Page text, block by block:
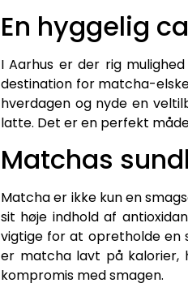
En hyggelig
I Aarhus er der rig
destination for matcha-
hverdagen og nyde en
latte. Det er en perfekt
Matchas
Matcha er ikke kun en
sit høje indhold af
vigtige for at opretholde en
er matcha lavt på kalorier,
kompromis med smagen.